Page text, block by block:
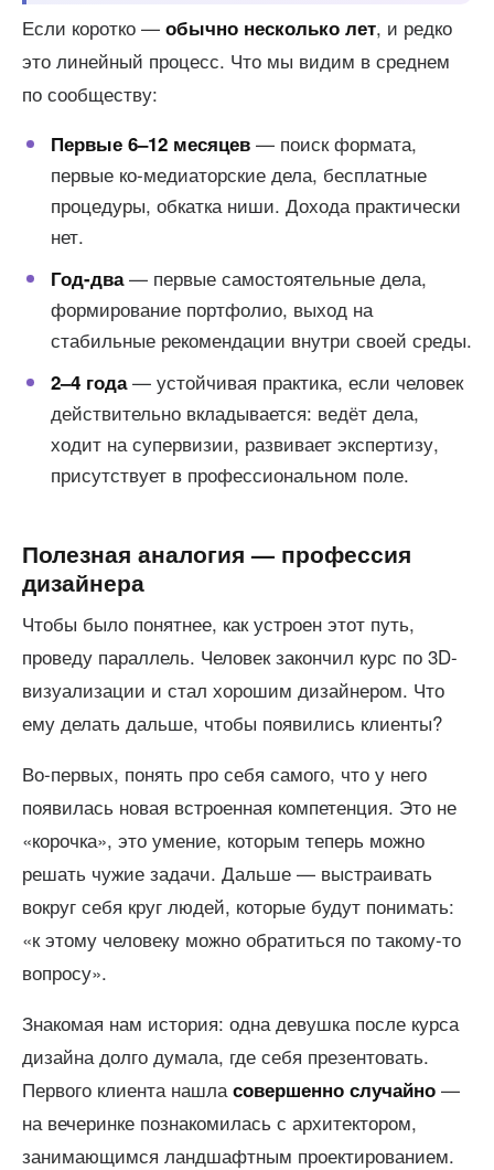
Если коротко — обычно несколько лет, и редко
это линейный процесс. Что мы видим в среднем
по сообществу:
Первые 6–12 месяцев — поиск формата,
первые ко-медиаторские дела, бесплатные
процедуры, обкатка ниши. Дохода практически
нет.
Год-два— первые самостоятельные дела,
формирование портфолио, выход на
стабильные рекомендации внутри своей среды.
2–4 года— устойчивая практика, если человек
действительно вкладывается: ведёт дела,
ходит на супервизии, развивает экспертизу,
присутствует в профессиональном поле.
Полезная аналогия — профессия
дизайнера
Чтобы было понятнее, как устроен этот путь,
проведу параллель. Человек закончил курс по 3D-
визуализации и стал хорошим дизайнером. Что
ему делать дальше, чтобы появились клиенты?
Во-первых, понять про себя самого, что у него
появилась новая встроенная компетенция. Это не
«корочка», это умение, которым теперь можно
решать чужие задачи. Дальше — выстраивать
вокруг себя круг людей, которые будут понимать:
«к этому человеку можно обратиться по такому-то
вопросу».
Знакомая нам история: одна девушка после курса
дизайна долго думала, где себя презентовать.
Первого клиента нашла совершенно случайно —
на вечеринке познакомилась с архитектором,
занимающимся ландшафтным проектированием.